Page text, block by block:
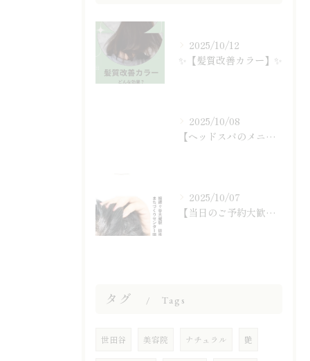
2025/10/12
✨【髪質改善カラー】✨
2025/10/08
【ヘッドスパのメニュー紹介】
2025/10/07
【当日のご予約大歓迎です☆】
タグ Tags
世田谷 美容院 ナチュラル 艶